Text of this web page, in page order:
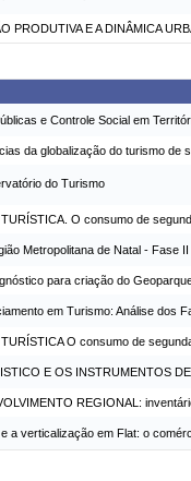
PRODUTIVA E A DINÂMICA
e Controle Social em
da globalização do turismo de
do Turismo
O consumo de
Metropolitana de Natal - Fase II
para criação do
em Turismo: Análise dos
O consumo de
E OS INSTRUMENTOS
REGIONAL:
a verticalização em Flat: o